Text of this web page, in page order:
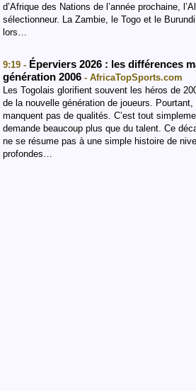
d’Afrique des Nations de l’année prochaine,
sélectionneur. La Zambie, le Togo et le
lors…
9:19 - Éperviers 2026 : les différences
génération 2006 - AfricaTopSports.com
Les Togolais glorifient souvent les héros de
de la nouvelle génération de joueurs.
manquent pas de qualités. C’est tout
demande beaucoup plus que du talent. Ce
ne se résume pas à une simple histoire de
profondes…